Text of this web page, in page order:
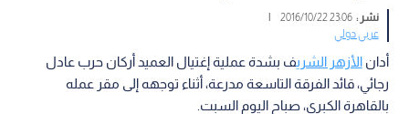
نشر :23:06 2016/10/22
|
عربي دولي
أدانالأزهر الشريف بشدة عملية إغتيال العميد أركان حرب عادل
رجائي، قائد الفرقة التاسعة مدرعة، أثناء توجهه إلى مقر عمله
بالقاهرة الكبرى، صباح اليوم السبت.